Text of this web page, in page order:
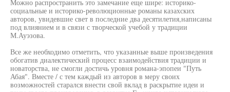
Можно распространить это замечание еще шире: историко-
социальные и историко-революционные романы казахских
авторов, увидевшие свет в последние два десятилетия,написаны
под влиянием и в связи с творческой учебой у традиции
М.Ауэзова.
Все же необходимо отметить, что указанные выше произведения
обогатив диалектический процесс взаимодействия традиции и
новаторства, не смогли достичь уровня романа-эпопеи "Путь
Абая". Вместе / с тем каждый из авторов в меру своих
возможностей старался внести свой вклад в раскрытие идеи и